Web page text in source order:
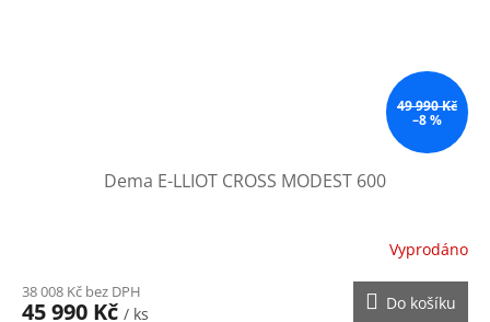
49 990 Kč
–8 %
Dema E-LLIOT CROSS MODEST 600
Vyprodáno
38 008 Kč bez DPH
45 990 Kč / ks
Do košíku